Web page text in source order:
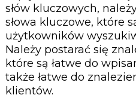
słów kluczowych,
słowa kluczowe, które
użytkowników
Należy postarać się
które są łatwe do
także łatwe do
klientów.